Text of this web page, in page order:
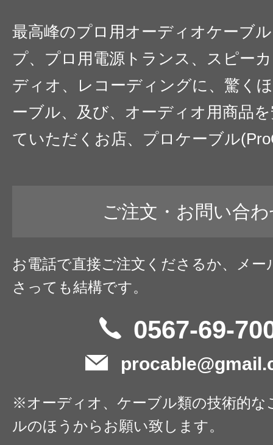
最高峰のプロ用オーディオケーブ
プ、プロ用電源トランス、スピー
ディオ、レコーディングに、驚く
ーブル、及び、オーディオ用商品
ていただくお店、プロケーブル
ご注文・お問い合
お電話で直接ご注文くださるか、メー
さっても結構です。
0567-69-
※オーディオ、ケーブル類の技術的な
ルのほうからお願い致します。